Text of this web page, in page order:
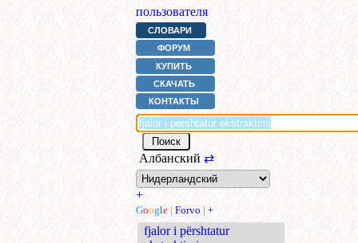
пользователя
СЛОВАРИ
ФОРУМ
КУПИТЬ
СКАЧАТЬ
КОНТАКТЫ
Албанский ⇄
+
Google | Forvo | +
fjalor i përshtatur